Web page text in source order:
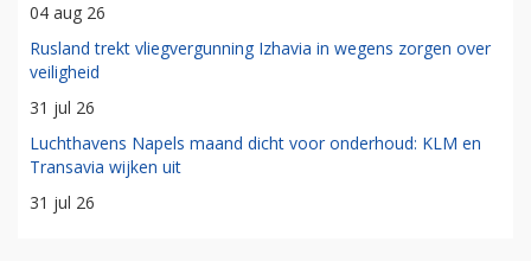
04 aug 26
Rusland trekt vliegvergunning Izhavia in wegens zorgen over
veiligheid
31 jul 26
Luchthavens Napels maand dicht voor onderhoud: KLM en
Transavia wijken uit
31 jul 26